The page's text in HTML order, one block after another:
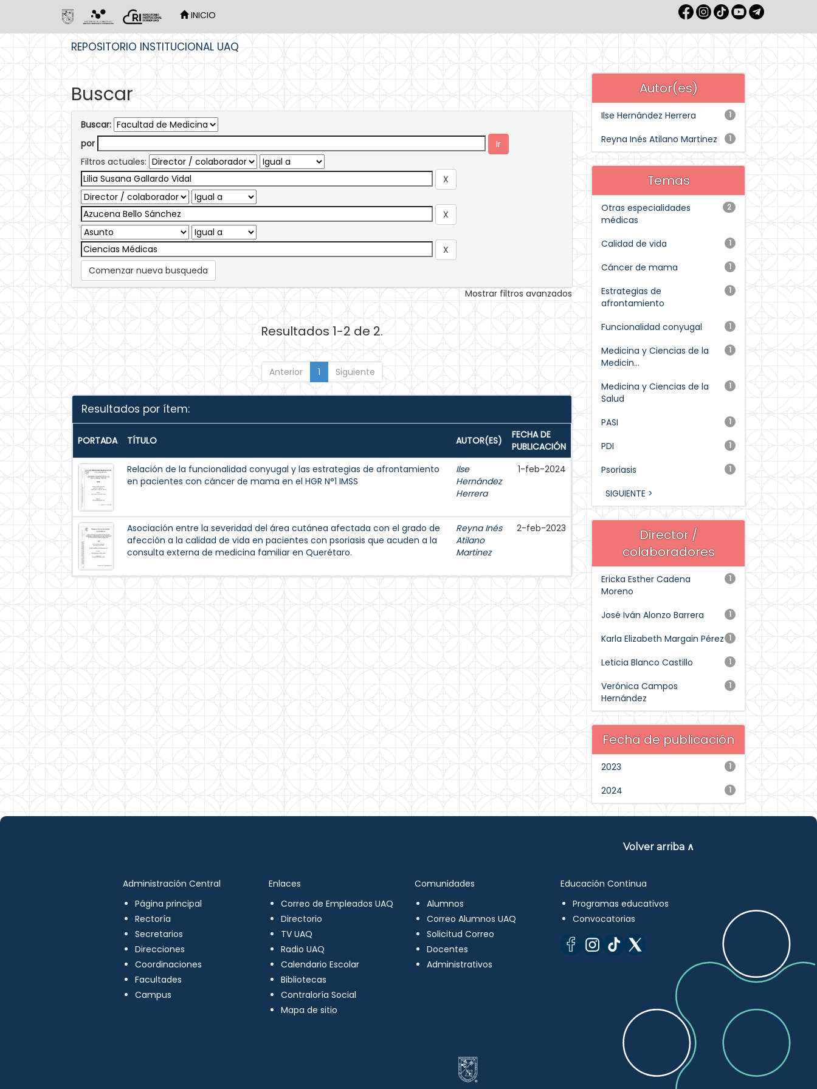
INICIO
REPOSITORIO INSTITUCIONAL UAQ
Buscar
Buscar:
por
Filtros actuales:
Comenzar nueva busqueda
Mostrar filtros avanzados
Resultados 1-2 de 2.
Anterior 1 Siguiente
Resultados por ítem:
PORTADA TÍTULO AUTOR(ES)
FECHA DE
PUBLICACIÓN
Relación de la funcionalidad conyugal y las estrategias de afrontamiento
en pacientes con cáncer de mama en el HGR N°1 IMSS
Ilse
Hernández
Herrera
1-feb-2024
Asociación entre la severidad del área cutánea afectada con el grado de
afección a la calidad de vida en pacientes con psoriasis que acuden a la
consulta externa de medicina familiar en Querétaro.
Reyna Inés
Atilano
Martinez
2-feb-2023
Autor(es)
1
Ilse Hernández Herrera
1
Reyna Inés Atilano Martinez
Temas
2
Otras especialidades
médicas
1
Calidad de vida
1
Cáncer de mama
1
Estrategias de
afrontamiento
1
Funcionalidad conyugal
1
Medicina y Ciencias de la
Medicin...
1
Medicina y Ciencias de la
Salud
1
PASI
1
PDI
1
Psoriasis
SIGUIENTE >
Director /
colaboradores
1
Ericka Esther Cadena
Moreno
1
José Iván Alonzo Barrera
1
Karla Elizabeth Margain Pérez
1
Leticia Blanco Castillo
1
Verónica Campos
Hernández
Fecha de publicación
1
2023
1
2024
Volver arriba ∧
Administración Central
Página principal
Rectoría
Secretarios
Direcciones
Coordinaciones
Facultades
Campus
Enlaces
Correo de Empleados UAQ
Directorio
TV UAQ
Radio UAQ
Calendario Escolar
Bibliotecas
Contraloría Social
Mapa de sitio
Comunidades
Alumnos
Correo Alumnos UAQ
Solicitud Correo
Docentes
Administrativos
Educación Continua
Programas educativos
Convocatorias